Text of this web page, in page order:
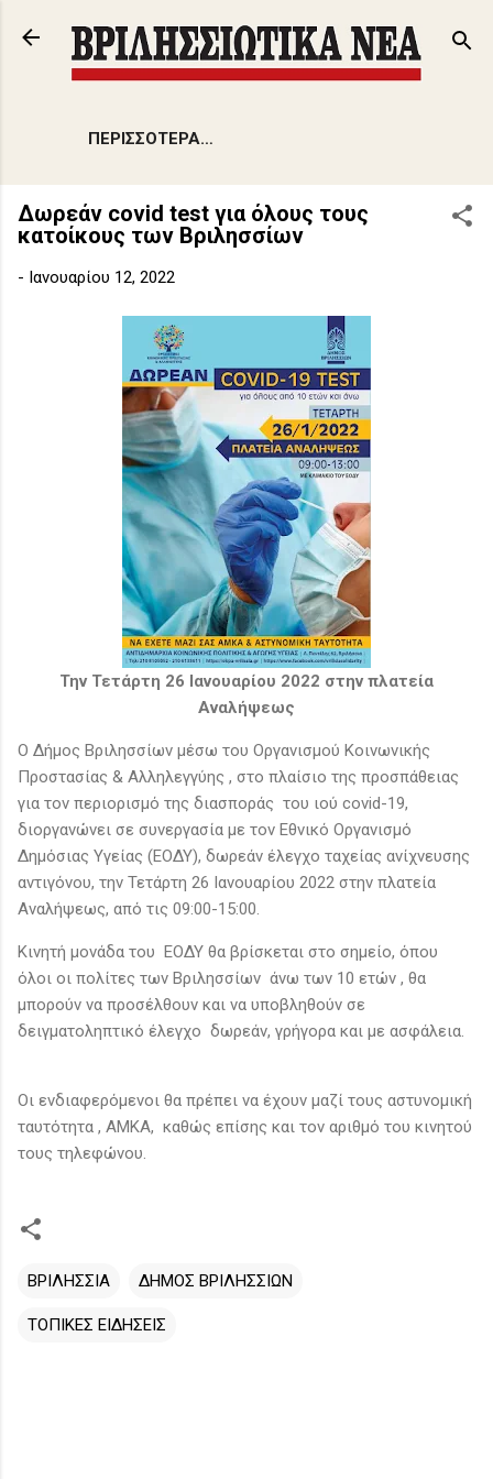
Μετάβαση στο κύριο περιεχόμενο
ΠΕΡΙΣΣΌΤΕΡΑ…
Δωρεάν covid test για όλους τους
κατοίκους των Βριλησσίων
- Ιανουαρίου 12, 2022
Την Τετάρτη 26 Ιανουαρίου 2022 στην πλατεία
Αναλήψεως
Ο Δήμος Βριλησσίων μέσω του Οργανισμού Κοινωνικής
Προστασίας & Αλληλεγγύης , στο πλαίσιο της προσπάθειας
για τον περιορισμό της διασποράς του ιού covid-19,
διοργανώνει σε συνεργασία με τον Εθνικό Οργανισμό
Δημόσιας Υγείας (ΕΟΔΥ), δωρεάν έλεγχο ταχείας ανίχνευσης
αντιγόνου, την Τετάρτη 26 Ιανουαρίου 2022 στην πλατεία
Αναλήψεως, από τις 09:00-15:00.
Κινητή μονάδα του ΕΟΔΥ θα βρίσκεται στο σημείο, όπου
όλοι οι πολίτες των Βριλησσίων άνω των 10 ετών , θα
μπορούν να προσέλθουν και να υποβληθούν σε
δειγματοληπτικό έλεγχο δωρεάν, γρήγορα και με ασφάλεια.
Οι ενδιαφερόμενοι θα πρέπει να έχουν μαζί τους αστυνομική
ταυτότητα , ΑΜΚΑ, καθώς επίσης και τον αριθμό του κινητού
τους τηλεφώνου.
ΒΡΙΛΗΣΣΙΑ ΔΗΜΟΣ ΒΡΙΛΗΣΣΙΩΝ
ΤΟΠΙΚΕΣ ΕΙΔΗΣΕΙΣ